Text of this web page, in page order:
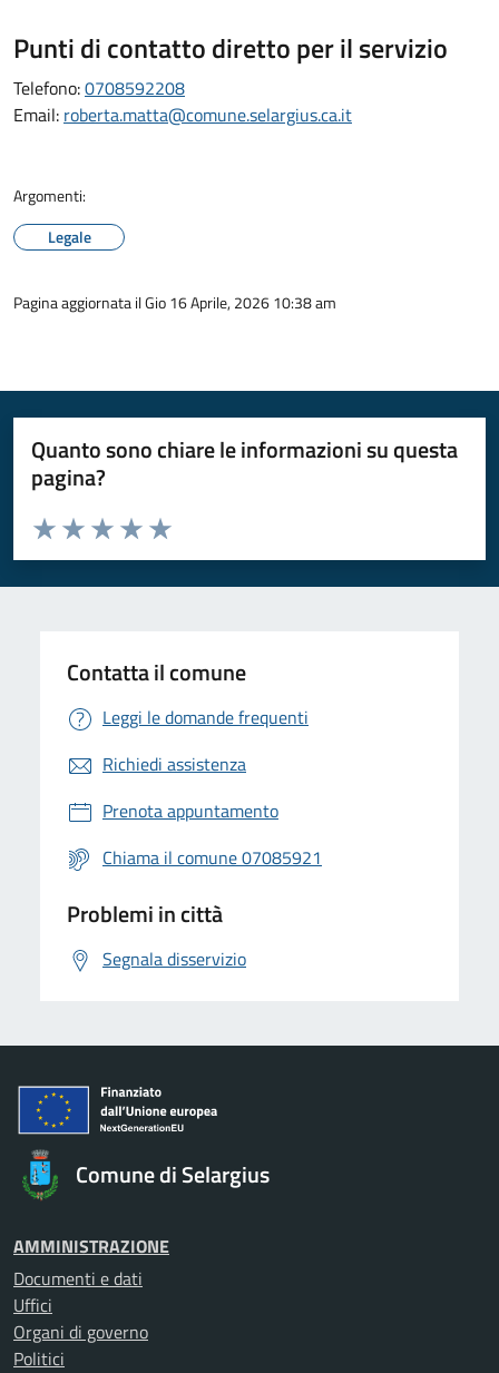
Punti di contatto diretto per il servizio
Telefono:0708592208
Email: roberta.matta@comune.selargius.ca.it
Argomenti:
Legale
Pagina aggiornata il Gio 16 Aprile, 2026 10:38 am
Quanto sono chiare le informazioni su questa
pagina?
Valuta da 1 a 5 stelle la pagina
Valuta 5 stelle su 5
Valuta 4 stelle su 5
Valuta 3 stelle su 5
Valuta 2 stelle su 5
Valuta 1 stelle su 5
Contatta il comune
Leggi le domande frequenti
Richiedi assistenza
Prenota appuntamento
Chiama il comune 07085921
Problemi in città
Segnala disservizio
Comune di Selargius
AMMINISTRAZIONE
Documenti e dati
Uffici
Organi di governo
Politici